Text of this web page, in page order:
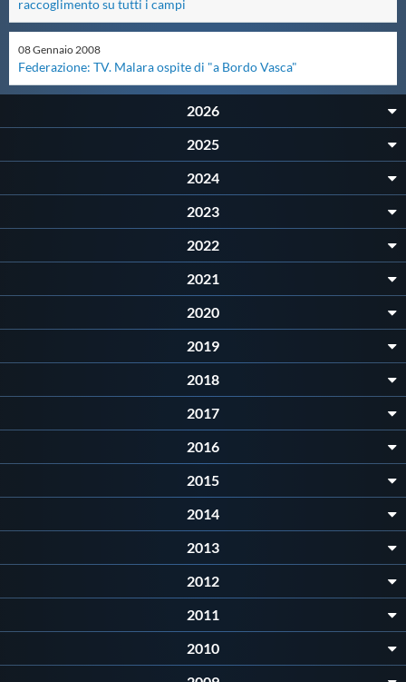
Master
Formazione
Scuole Nuoto
Propaganda
Area Legislativa
Protezione Civile
Sostenibilità
Privacy
raccoglimento su tutti i campi
08Gennaio2008
Federazione: TV. Malara ospite di "a Bordo Vasca"
2026
2025
2024
2023
2022
2021
2020
2019
2018
2017
2016
2015
2014
2013
2012
2011
2010